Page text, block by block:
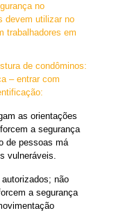
no
devem utilizar no
trabalhadores em
de condôminos:
– entrar com
as orientações
a segurança
de pessoas má
vulneráveis.
não
a segurança